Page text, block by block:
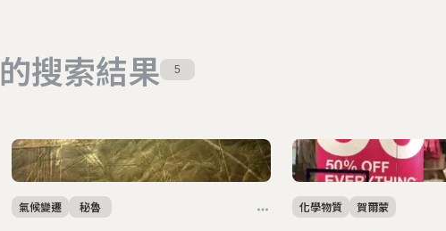
的搜索結果 5
氣候變遷 秘魯 化學物質 賀爾蒙